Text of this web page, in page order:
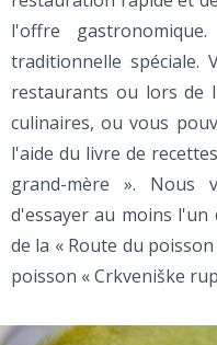
l'offre
traditionnelle spéciale.
restaurants ou lors de
culinaires, ou vous
l'aide du livre de
grand-mère ». Nous
d'essayer au moins l'un
de la « Route du
poisson « Crkveniške